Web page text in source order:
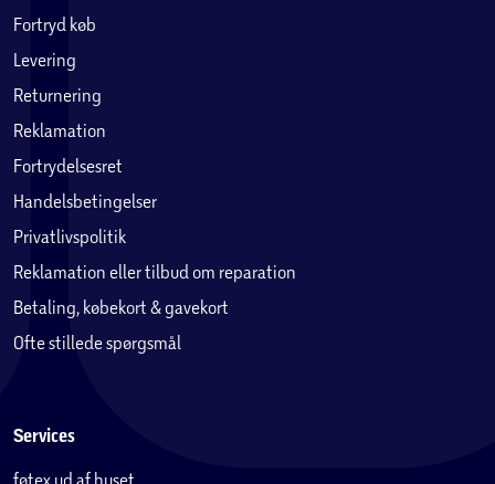
Fortryd køb
Levering
Returnering
Reklamation
Fortrydelsesret
Handelsbetingelser
Privatlivspolitik
Reklamation eller tilbud om reparation
Betaling, købekort & gavekort
Ofte stillede spørgsmål
Services
føtex ud af huset